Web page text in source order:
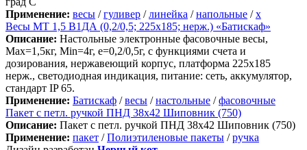
Применение: весы /гуливер /линейка /напольные /х
Весы МТ 1,5 В1ДА (0,2/0,5; 225х185; нерж.) «Батискаф»
Описание: Настольные электронные фасовочные весы,
Max=1,5кг, Min=4г, e=0,2/0,5г, с функциями счета и
дозирования, нержавеющий корпус, платформа 225х185
нерж., светодиодная индикация, питание: сеть, аккумулятор,
стандарт IP 65.
Применение: Батискаф /весы /настольные /фасовочные
Пакет с петл. ручкой ПНД 38х42 Шиповник (750)
Описание: Пакет с петл. ручкой ПНД 38х42 Шиповник (750)
Применение: пакет /Полиэтиленовые пакеты /ручка